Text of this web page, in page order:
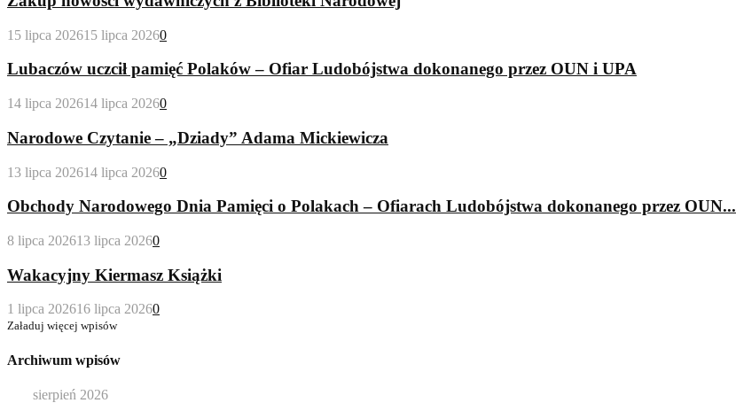
15 lipca 202615 lipca 20260
Lubaczów uczcił pamięć Polaków – Ofiar Ludobójstwa dokonanego przez OUN i UPA
14 lipca 202614 lipca 20260
Narodowe Czytanie – „Dziady” Adama Mickiewicza
13 lipca 202614 lipca 20260
Obchody Narodowego Dnia Pamięci o Polakach – Ofiarach Ludobójstwa dokonanego przez OUN...
8 lipca 202613 lipca 20260
Wakacyjny Kiermasz Książki
1 lipca 202616 lipca 20260
Załaduj więcej wpisów
Archiwum wpisów
sierpień 2026